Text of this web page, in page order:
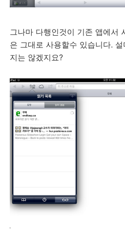
그나마 다행인것이 기존 앱에서
은 그대로 사용할수 있습니다.
지는 않겠지요?